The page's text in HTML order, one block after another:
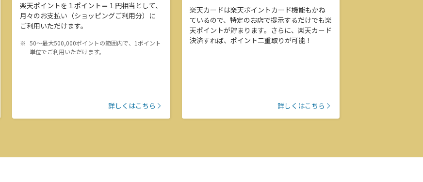
楽天ポイントを１ポイント＝１円相当として、
月々のお支払い（ショッピングご利用分）に
ご利用いただけます。
50～最大500,000ポイントの範囲内で、1ポイント
単位でご利用いただけます。
詳しくはこちら
楽天カードは楽天ポイントカード機能もかね
ているので、特定のお店で提示するだけでも楽
天ポイントが貯まります。さらに、楽天カード
決済すれば、ポイント二重取りが可能！
詳しくはこちら